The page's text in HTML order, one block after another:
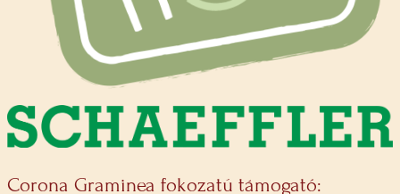
Corona Graminea fokozatú támogató: